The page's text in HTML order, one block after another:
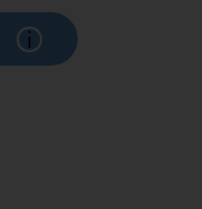
i